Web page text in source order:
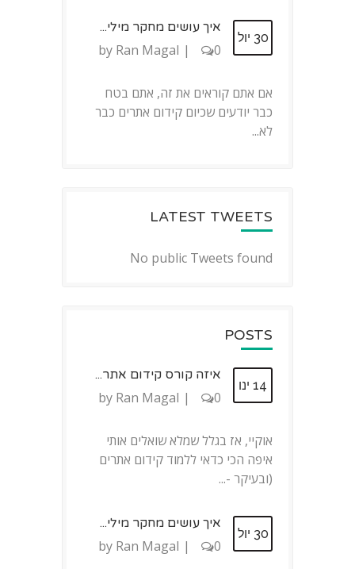
30 יול
איך עושים מחקר מילי...
by Ran Magal | 0
אם אתם קוראים את זה, אתם בטח
כבר יודעים שכיום קידום אתרים כבר
לא...
LATEST TWEETS
No public Tweets found
POSTS
14 ינו
איזה קורס קידום אתר...
by Ran Magal | 0
אוקיי, אז בגלל שמלא שואלים אותי
איפה הכי כדאי ללמוד קידום אתרים
(ובעיקר -...
30 יול
איך עושים מחקר מילי...
by Ran Magal | 0